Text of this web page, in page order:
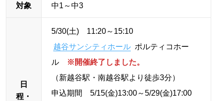
対象 中1～中3
日
程・
5/30(土) 11:20～15:10
越谷サンシティホール ポルティコホー
ル
※開催終了しました。
（新越谷駅・南越谷駅より徒歩3分）
申込期間 5/15(金)13:00～5/29(金)17:00